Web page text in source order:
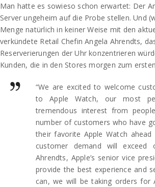
Man hatte es sowieso schon erwartet: Der
Server ungeheim auf die Probe stellen. Und
Menge natürlich in keiner Weise mit den
verkündete Retail Chefin Angela Ahrendts,
Reserverierungen der Uhr konzentrieren
Kunden, die in den Stores morgen zum
“We are excited to welcome
to Apple Watch, our most
tremendous interest from
number of customers who have
their favorite Apple Watch
customer demand will exceed
Ahrendts, Apple’s senior vice
provide the best experience and
can, we will be taking orders for